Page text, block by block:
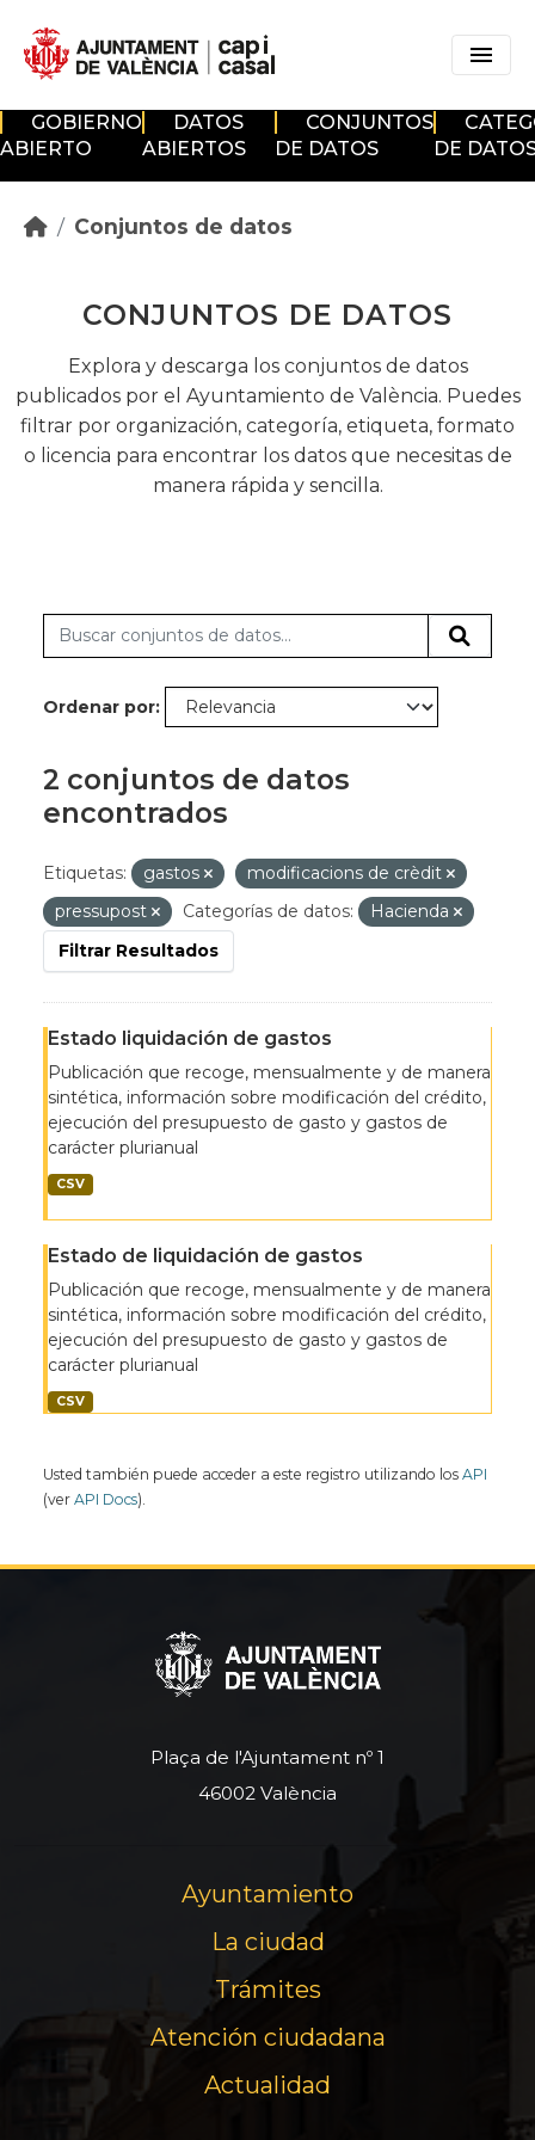
GOBIERNO
ABIERTO
DATOS
ABIERTOS
CONJUNTOS
DE DATOS
DE
Conjuntos de datos
CONJUNTOS DE DATOS
Explora y descarga los conjuntos de datos
publicados por el Ayuntamiento de València. Puedes
filtrar por organización, categoría, etiqueta, formato
o licencia para encontrar los datos que necesitas de
manera rápida y sencilla.
Ordenar por
2 conjuntos de datos
encontrados
Etiquetas: gastos
modificacions de crèdit
pressupost
Categorías de datos:
Hacienda
Filtrar Resultados
Estado liquidación de gastos
Publicación que recoge, mensualmente y de manera
sintética, información sobre modificación del crédito,
ejecución del presupuesto de gasto y gastos de
carácter plurianual
CSV
Estado de liquidación de gastos
Publicación que recoge, mensualmente y de manera
sintética, información sobre modificación del crédito,
ejecución del presupuesto de gasto y gastos de
carácter plurianual
CSV
Usted también puede acceder a este registro utilizando los API
(ver API Docs).
Plaça de l'Ajuntament nº 1
46002 València
Ayuntamiento
La ciudad
Trámites
Atención ciudadana
Actualidad